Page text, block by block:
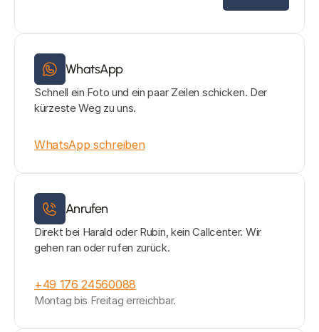
WhatsApp
Schnell ein Foto und ein paar Zeilen schicken. Der
kürzeste Weg zu uns.
WhatsApp schreiben
Anrufen
Direkt bei Harald oder Rubin, kein Callcenter. Wir
gehen ran oder rufen zurück.
+49 176 24560088
Montag bis Freitag erreichbar.